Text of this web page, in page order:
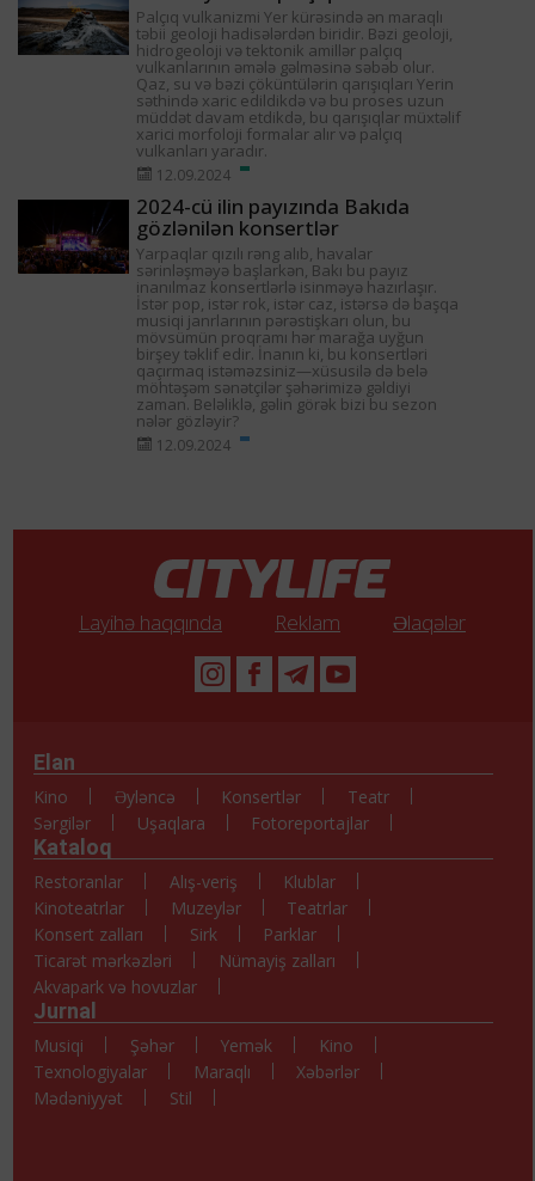
Palçıq vulkanizmi Yer kürəsində ən maraqlı
təbii geoloji hadisələrdən biridir. Bəzi geoloji,
hidrogeoloji və tektonik amillər palçıq
vulkanlarının əmələ gəlməsinə səbəb olur.
Qaz, su və bəzi çöküntülərin qarışıqları Yerin
səthində xaric edildikdə və bu proses uzun
müddət davam etdikdə, bu qarışıqlar müxtəlif
xarici morfoloji formalar alır və palçıq
vulkanları yaradır.
12.09.2024
2024-cü ilin payızında Bakıda
gözlənilən konsertlər
Yarpaqlar qızılı rəng alıb, havalar
sərinləşməyə başlarkən, Bakı bu payız
inanılmaz konsertlərlə isinməyə hazırlaşır.
İstər pop, istər rok, istər caz, istərsə də başqa
musiqi janrlarının pərəstişkarı olun, bu
mövsümün proqramı hər marağa uyğun
birşey təklif edir. İnanın ki, bu konsertləri
qaçırmaq istəməzsiniz—xüsusilə də belə
möhtəşəm sənətçilər şəhərimizə gəldiyi
zaman. Beləliklə, gəlin görək bizi bu sezon
nələr gözləyir?
12.09.2024
Layihə haqqında Reklam Əlaqələr
Elan
Kino Əyləncə Konsertlər
Teatr
Sərgilər
Uşaqlara Fotoreportajlar
Kataloq
Restoranlar Alış-veriş
Klublar
Kinoteatrlar
Muzeylər
Teatrlar
Konsert zalları
Sirk
Parklar
Ticarət mərkəzləri
Nümayiş zalları
Akvapark və hovuzlar
Jurnal
Musiqi Şəhər Yemək
Kino
Texnologiyalar
Maraqlı
Xəbərlər
Mədəniyyət
Stil